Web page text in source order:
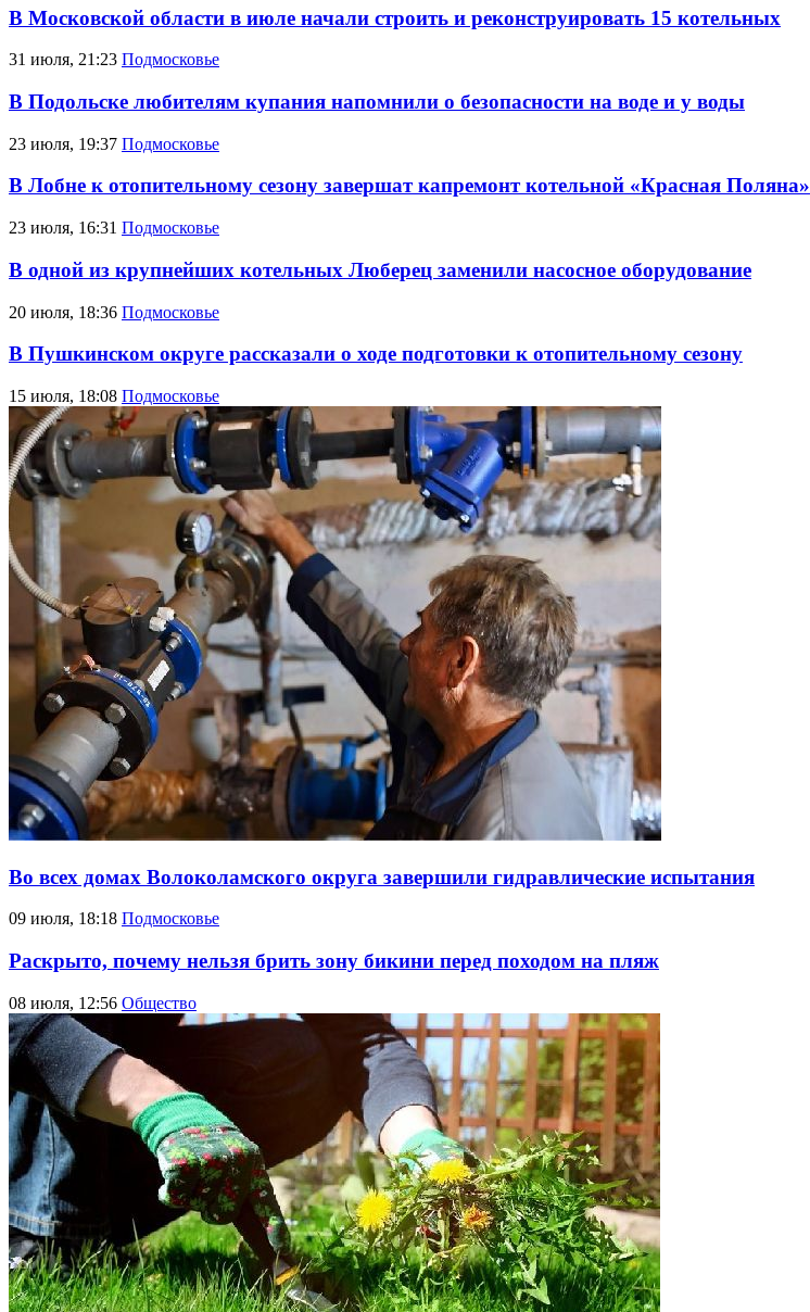
В Московской области в июле начали строить и реконструировать 15 котельных
31 июля, 21:23 Подмосковье
В Подольске любителям купания напомнили о безопасности на воде и у воды
23 июля, 19:37 Подмосковье
В Лобне к отопительному сезону завершат капремонт котельной «Красная Поляна»
23 июля, 16:31 Подмосковье
В одной из крупнейших котельных Люберец заменили насосное оборудование
20 июля, 18:36 Подмосковье
В Пушкинском округе рассказали о ходе подготовки к отопительному сезону
15 июля, 18:08 Подмосковье
Во всех домах Волоколамского округа завершили гидравлические испытания
09 июля, 18:18 Подмосковье
Раскрыто, почему нельзя брить зону бикини перед походом на пляж
08 июля, 12:56 Общество